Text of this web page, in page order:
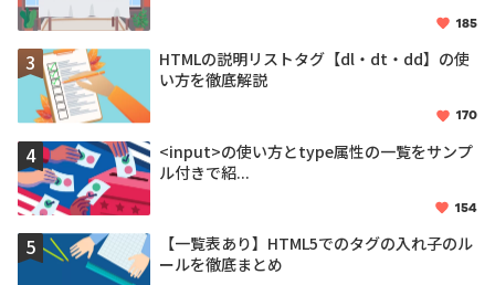
185
HTMLの説明リストタグ【dl・dt・dd】の使
い方を徹底解説
170
<input>の使い方とtype属性の一覧をサンプ
ル付きで紹...
154
【一覧表あり】HTML5でのタグの入れ子のル
ールを徹底まとめ